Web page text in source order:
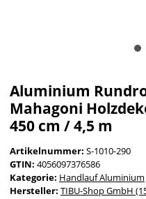
Aluminium
Mahagoni
450 cm / 4,5 m
Artikelnummer: S-1010-290
GTIN: 4056097376586
Kategorie: Handlauf Aluminium
Hersteller: TIBU-Shop GmbH